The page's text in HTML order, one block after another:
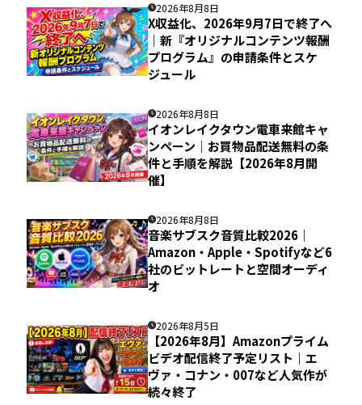
2026年8月8日
X収益化、2026年9月7日で終了へ
｜新『オリジナルコンテンツ報酬
プログラム』の申請条件とスケ
ジュール
2026年8月8日
イオンレイクタウン電車来館キャ
ンペーン｜お買物品配送無料の条
件と手順を解説【2026年8月開
催】
2026年8月8日
音楽サブスク音質比較2026｜
Amazon・Apple・Spotifyなど6
社のビットレートと空間オーディ
オ
2026年8月5日
【2026年8月】Amazonプライム
ビデオ配信終了予定リスト｜エ
ヴァ・コナン・007など人気作が
続々終了